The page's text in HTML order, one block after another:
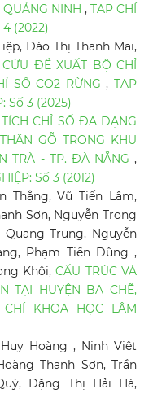
QUẢNG NINH,TẠP CHÍ
4 (2022)
Đào Thị Thanh Mai,
CỨU ĐỀ XUẤT BỘ CHỈ
SỐ CO2 RỪNG,TẠP
Số 3 (2025)
CHỈ SỐ ĐA DẠNG
GỖ TRONG KHU
TRÀ - TP. ĐÀ NẴNG,
Số 3 (2012)
Thắng, Vũ Tiến Lâm,
Sơn, Nguyễn Trọng
Trung, Nguyễn
Phạm Tiến Dũng ,
Khôi,CẤU TRÚC VÀ
TẠI HUYỆN BA CHẼ,
CHÍ KHOA HỌC LÂM
Hoàng , Ninh Việt
Thanh Sơn, Trần
Đặng Thị Hải Hà,